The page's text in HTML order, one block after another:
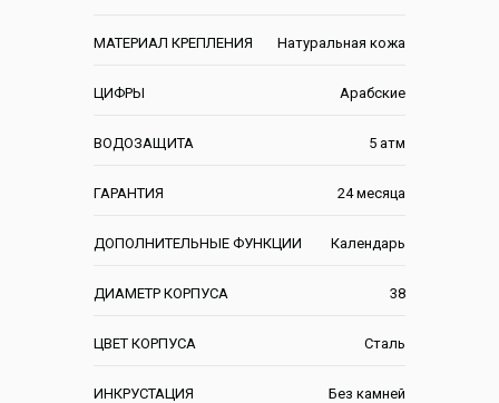
МАТЕРИАЛ КРЕПЛЕНИЯ Натуральная кожа
ЦИФРЫ Арабские
ВОДОЗАЩИТА 5 атм
ГАРАНТИЯ 24 месяца
ДОПОЛНИТЕЛЬНЫЕ ФУНКЦИИ Календарь
ДИАМЕТР КОРПУСА 38
ЦВЕТ КОРПУСА Сталь
ИНКРУСТАЦИЯ Без камней